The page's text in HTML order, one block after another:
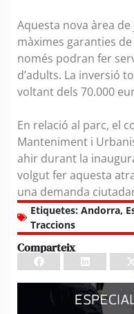
Aquesta nova àrea
màximes garanties
només podran fer
d’adults. La inversió
voltant dels 70.000
En relació al parc, el
Manteniment i
ahir durant la
volgut fer aquesta
una demanda
Etiquetes: Andorra,
Traccions
Comparteix